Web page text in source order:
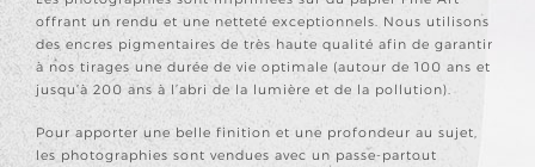
offrant un rendu et une netteté exceptionnels. Nous utilisons
des encres pigmentaires de très haute qualité afin de garantir
à nos tirages une durée de vie optimale (autour de 100 ans et
jusqu’à 200 ans à l’abri de la lumière et de la pollution).
Pour apporter une belle finition et une profondeur au sujet,
les photographies sont vendues avec un passe-partout